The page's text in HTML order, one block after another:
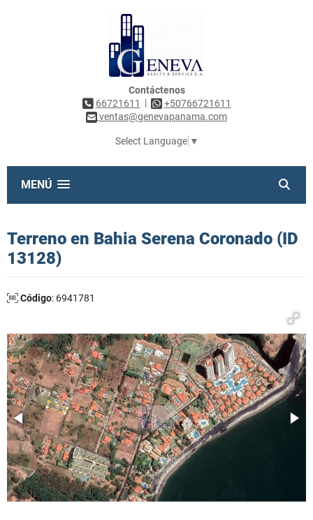
Contáctenos
66721611
|
+50766721611
ventas@genevapanama.com
Select Language ▼
MENÚ
Terreno en Bahia Serena Coronado (ID
13128)
Código: 6941781